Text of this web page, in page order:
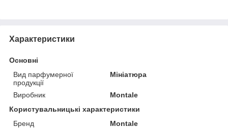
Характеристики
Основні
Вид парфумерної
продукції
Мініатюра
Виробник
Montale
Користувальницькі характеристики
Бренд
Montale